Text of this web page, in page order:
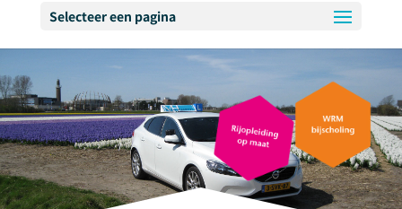
Selecteer een pagina